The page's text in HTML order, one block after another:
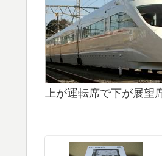
上が運転席で下が展